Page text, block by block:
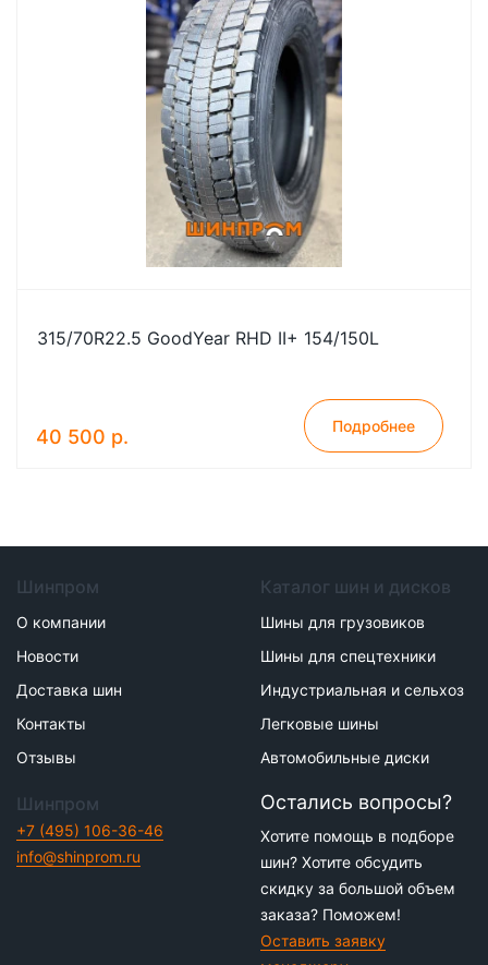
315/70R22.5 GoodYear RHD II+ 154/150L
40 500 р. Подробнее
Шинпром
О компании
Новости
Доставка шин
Контакты
Отзывы
Каталог шин и дисков
Шины для грузовиков
Шины для спецтехники
Индустриальная и сельхоз
Легковые шины
Автомобильные диски
Шинпром
+7 (495) 106-36-46
info@shinprom.ru
Остались вопросы?
Хотите помощь в подборе
шин? Хотите обсудить
скидку за большой объем
заказа? Поможем!
Оставить заявку